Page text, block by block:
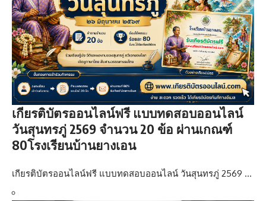
เกียรติบัตรออนไลน์ฟรี แบบทดสอบออนไลน์
วันสุนทรภู่ 2569 จำนวน 20 ข้อ ผ่านเกณฑ์
80โรงเรียนบ้านยางเอน
เกียรติบัตรออนไลน์ฟรี แบบทดสอบออนไลน์ วันสุนทรภู่ 2569 …